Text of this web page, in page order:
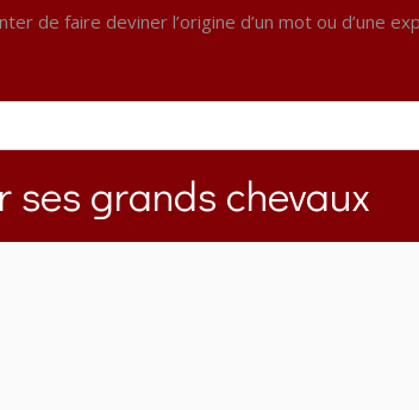
de faire deviner l’origine d’un mot ou d’une
ses grands chevaux